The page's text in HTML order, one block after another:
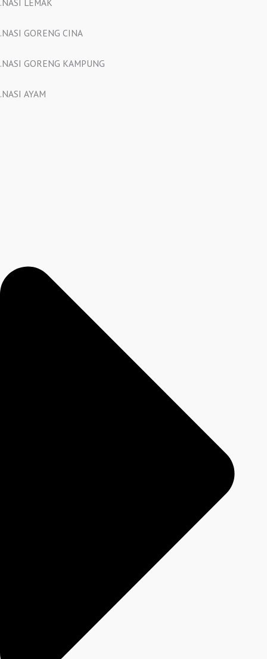
.NASI GORENG CINA
.NASI GORENG KAMPUNG
.NASI AYAM